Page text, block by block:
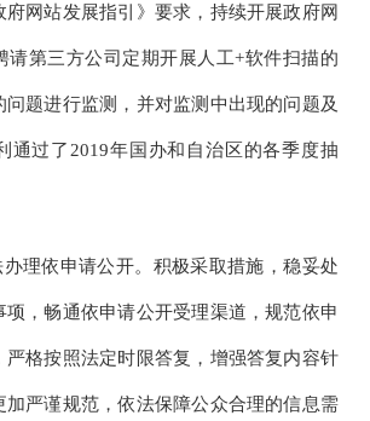
府网站发展指引》要求，持续开展政府网
请第三方公司定期开展人工+软件扫描的
题进行监测，并对监测中出现的问题及
通过了 2019年国办和自治区的各季度抽
办理依申请公开。积极采取措施，稳妥处
项，畅通依申请公开受理渠道，规范依申
严格按照法定时限答复，增强答复内容针
加严谨规范，依法保障公众合理的信息需